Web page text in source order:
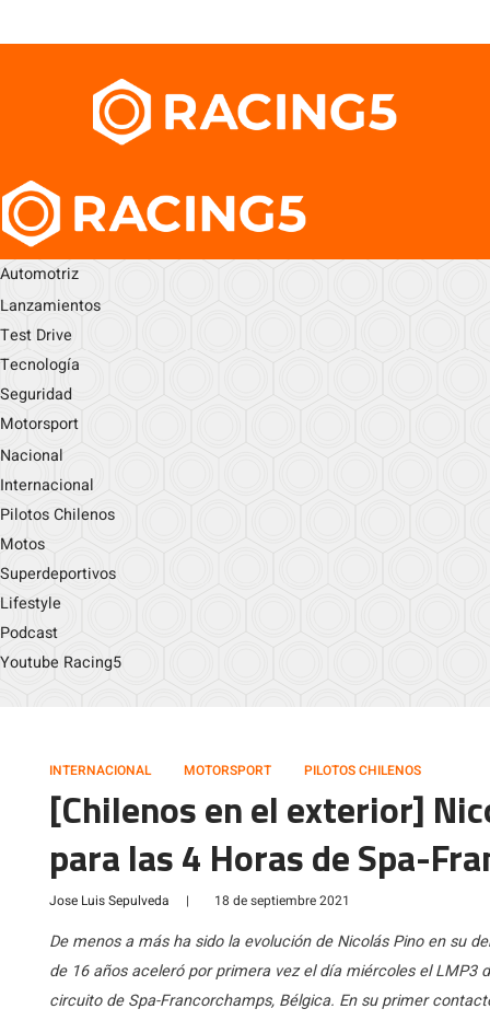
Automotriz
Lanzamientos
Test Drive
Tecnología
Seguridad
Motorsport
Nacional
Internacional
Pilotos Chilenos
Motos
Superdeportivos
Lifestyle
Podcast
Youtube Racing5
INTERNACIONAL MOTORSPORT PILOTOS CHILENOS
[Chilenos en el exterior]
para las 4 Horas de Spa-
Jose Luis Sepulveda | 18 de septiembre 2021
De menos a más ha sido la evolución de Nicolás Pino en su
de 16 años aceleró por primera vez el día miércoles el LMP3
circuito de Spa-Francorchamps, Bélgica. En su primer